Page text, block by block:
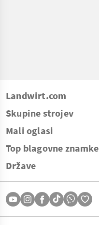
Landwirt.com
Skupine strojev
Mali oglasi
Top blagovne znamke
Države